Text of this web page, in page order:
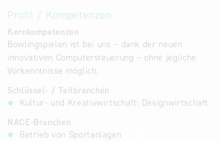
Profil / Kompetenzen
Kernkompetenzen
Bowlingspielen ist bei uns – dank der neuen
innovativen Computersteuerung – ohne jegliche
Vorkenntnisse möglich.
Schlüssel- / Teilbranchen
Kultur- und Kreativwirtschaft: Designwirtschaft
NACE-Branchen
Betrieb von Sportanlagen